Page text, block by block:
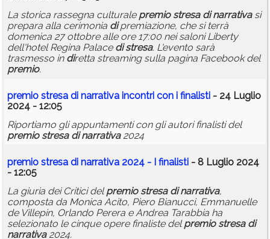
La storica rassegna culturale premio stresa di narrativasi
prepara alla cerimonia dipremiazione, che si terrà
domenica 27 ottobre alle ore 17:00 nei saloni Liberty
dell'hotel Regina Palace di stresa. L'evento sarà
trasmesso in diretta streaming sulla pagina Facebook del
premio.
premio stresa di narrativa incontri con i finalisti - 24 Luglio
2024 - 12:05
Riportiamo gli appuntamenti con gli autori finalisti del
premio stresa di narrativa2024
premio stresa di narrativa 2024 - I finalisti - 8 Luglio 2024
- 12:05
La giuria dei Critici delpremio stresa di narrativa,
composta da Monica Acito, Piero Bianucci, Emmanuelle
de Villepin, Orlando Perera e Andrea Tarabbia ha
selezionato le cinque opere finaliste delpremio stresa di
narrativa2024.